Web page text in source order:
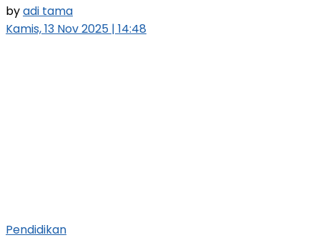
byadi tama
Kamis, 13 Nov 2025 | 14:48
Pendidikan